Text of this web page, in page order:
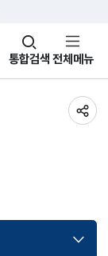
통합검색
창
열기 전체메뉴